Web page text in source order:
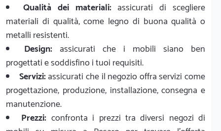
Qualità dei materiali:assicurati di scegliere
materiali di qualità, come legno di buona qualità o
metalli resistenti.
Design: assicurati che i mobili siano ben
progettati e soddisfino i tuoi requisiti.
Servizi:assicurati che il negozio offra servizi come
progettazione, produzione, installazione, consegna e
manutenzione.
Prezzi: confronta i prezzi tra diversi negozi di